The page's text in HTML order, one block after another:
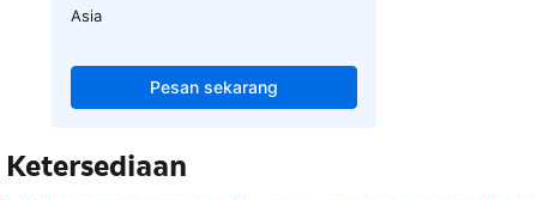
Asia
Pesan sekarang
Ketersediaan